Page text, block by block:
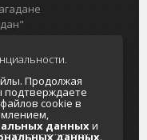
объявлений
портал
обработки
персональных
Продолжая
подтверждаете
cookie в
данныхи
данных.